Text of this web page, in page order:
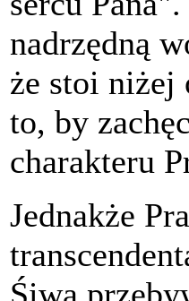
nadrzędną
że stoi niżej
to, by
charakteru
Jednakże